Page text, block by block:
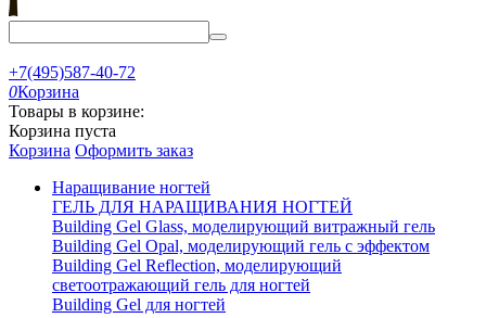
+7(495)587-40-72
0Корзина
Товары в корзине:
Корзина пуста
Корзина Оформить заказ
Наращивание ногтей
ГЕЛЬ ДЛЯ НАРАЩИВАНИЯ НОГТЕЙ
Building Gel Glass, моделирующий витражный гель
Building Gel Opal, моделирующий гель с эффектом
Building Gel Reflection, моделирующий
светоотражающий гель для ногтей
Building Gel для ногтей